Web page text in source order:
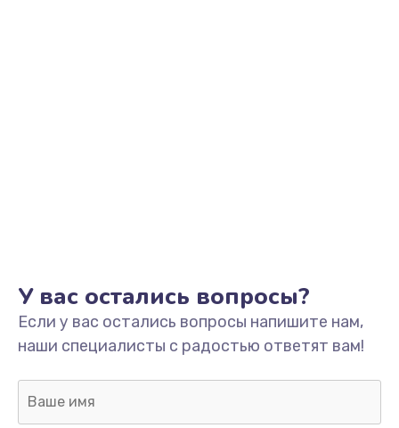
Замена/Pемонт карбюратора
1300 руб.
Заказать
Ремонт капиллярной трубки
У вас остались вопросы?
Если у вас остались вопросы напишите нам,
наши специалисты с радостью ответят вам!